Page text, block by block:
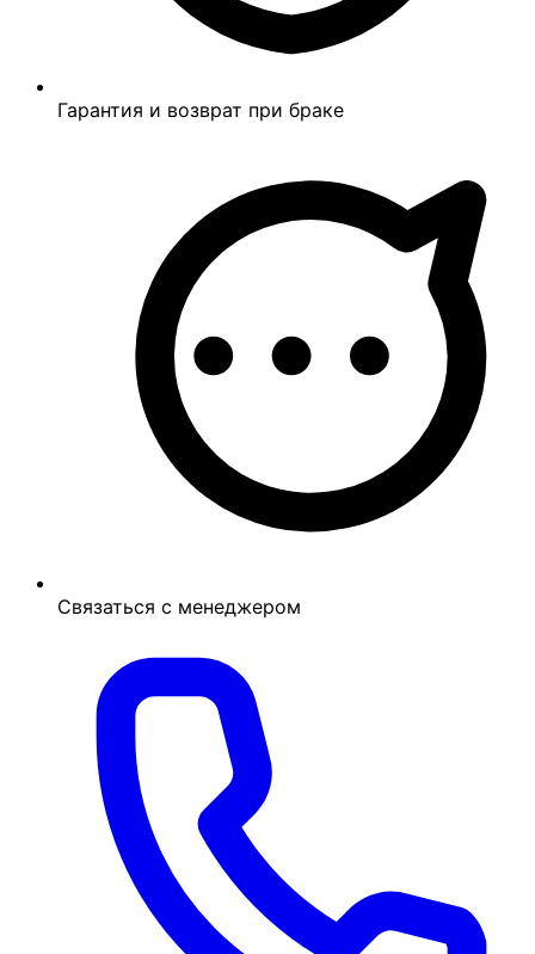
Гарантия и возврат при браке
Связаться с менеджером